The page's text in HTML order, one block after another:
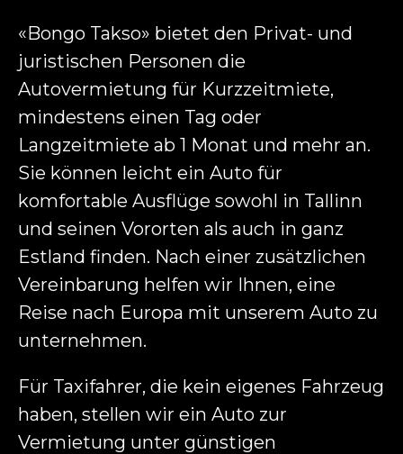
STELLENANGEBOTE
AUTOVERMIETUNG
KARTENANMELDUNG
NACHRICHT
KONTAKT
WERBUNG AUF BONGO TAKSO
FAHRZEUGEN
EE RU DE EN FI
«Bongo Takso» bietet den Privat- und
juristischen Personen die
Autovermietung für Kurzzeitmiete,
mindestens einen Tag oder
Langzeitmiete ab 1 Monat und mehr an.
Sie können leicht ein Auto für
komfortable Ausflüge sowohl in Tallinn
und seinen Vororten als auch in ganz
Estland finden. Nach einer zusätzlichen
Vereinbarung helfen wir Ihnen, eine
Reise nach Europa mit unserem Auto zu
unternehmen.
Für Taxifahrer, die kein eigenes Fahrzeug
haben, stellen wir ein Auto zur
Vermietung unter günstigen